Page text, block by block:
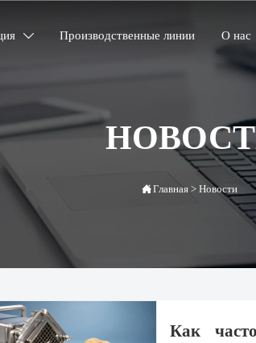
 Производственные линии О нас
Главная > Новости
Как